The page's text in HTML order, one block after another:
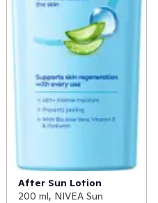
After Sun Lotion
200 ml, NIVEA Sun